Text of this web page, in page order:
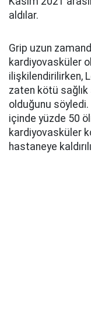
aldılar.
Grip uzun
kardiyovasküler
ilişkilendirilirken,
zaten kötü sağlık
olduğunu söyledi.
içinde yüzde 50
kardiyovasküler
hastaneye